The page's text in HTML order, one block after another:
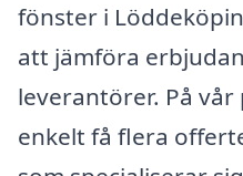
fönster i
att jämföra
leverantörer. På
enkelt få flera